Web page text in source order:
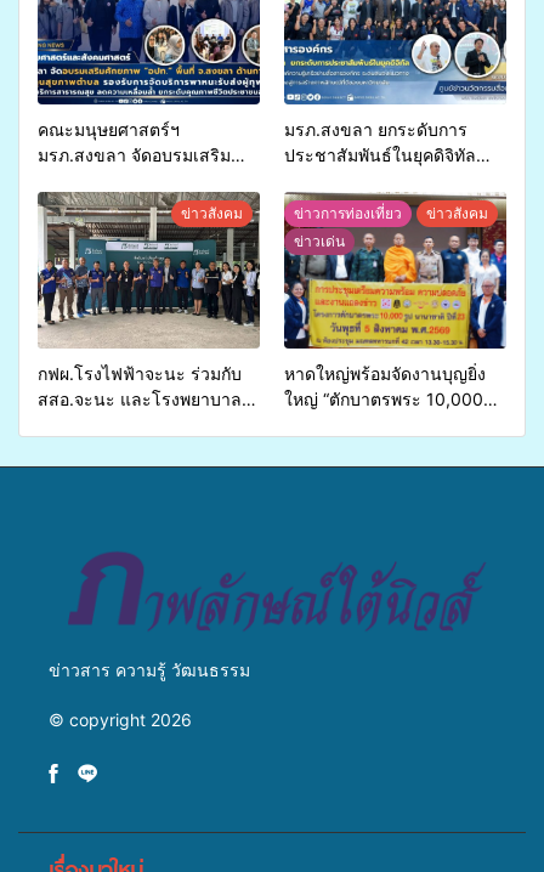
คณะมนุษยศาสตร์ฯ
มรภ.สงขลา จัดอบรมเสริม
จ่ายงบกองทุนสุขภาพตำบล
รองรับการจัดบริการพาหนะรับ
ส่งผู้ทุพพลภาพเพื่อเข้ารับ
บริการสาธารณสุข ลดความ
เหลื่อมล้ำ ยกระดับคุณภาพ
ชีวิตประชาชนอย่างยั่งยืน
มรภ.สงขลา ยกระดับการ
ประชาสัมพันธ์ในยุคดิจิทัล
ข่ายสื่อสารองค์กร ระดมสมอง
วางแนวทางการทำงาน ปูทาง
สู่การสร้างภาพลักษณ์ที่ดีของ
มหาวิทยาลัย
ข่าวสังคม
กฟผ.โรงไฟฟ้าจะนะ ร่วมกับ
สสอ.จะนะ และโรงพยาบาล
ข่าวการท่องเที่ยว
ข่าวสังคม
ข่าวเด่น
หาดใหญ่พร้อมจัดงานบุญยิ่ง
ใหญ่ “ตักบาตรพระ 10,000
ข่าวสาร ความรู้ วัฒนธรรม
© copyright 2026